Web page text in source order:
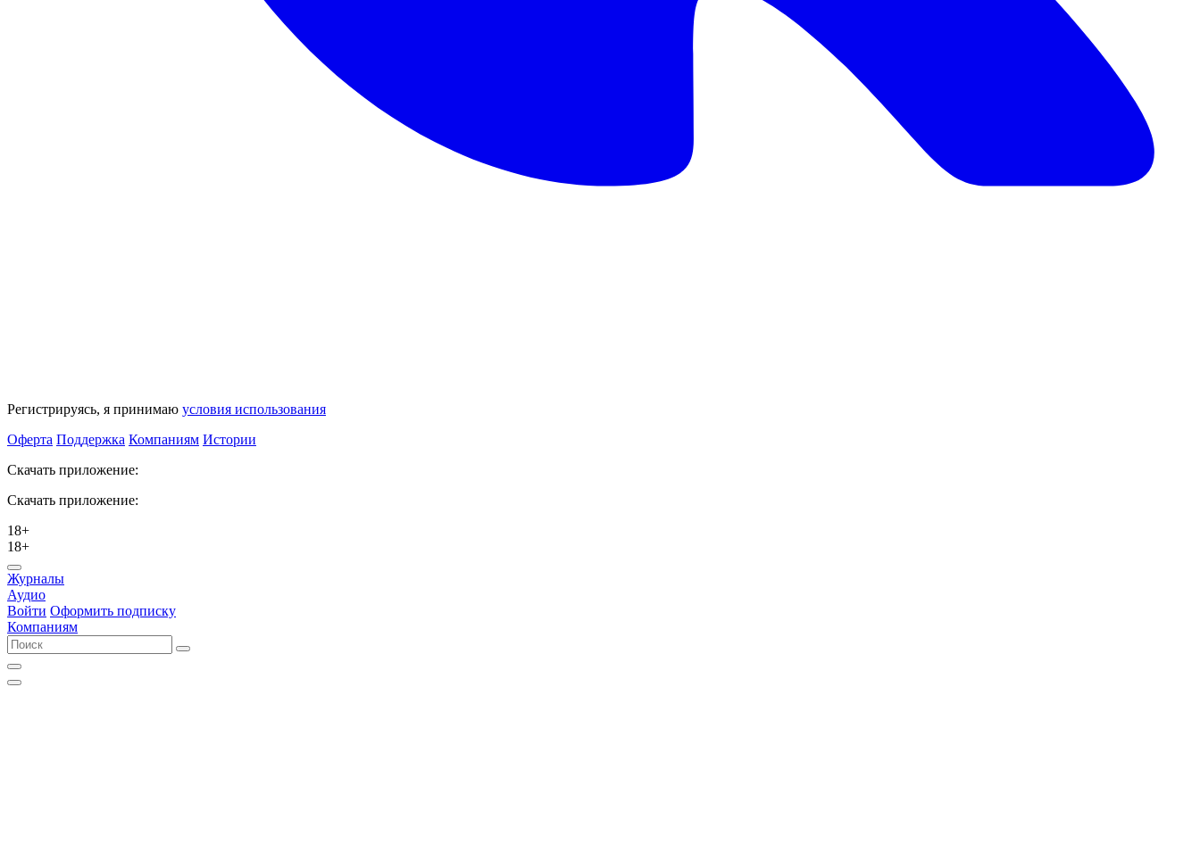
Регистрируясь, я принимаю условия использования
Оферта Поддержка Компаниям Истории
Скачать приложение:
Скачать приложение:
18+
18+
Журналы
Аудио
Войти Оформить подписку
Компаниям